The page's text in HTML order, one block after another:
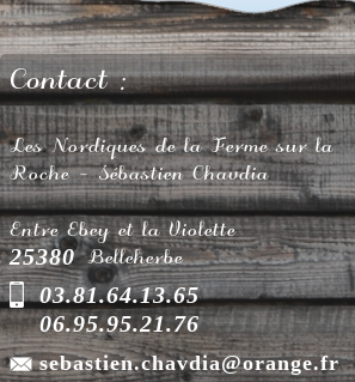
Contact :
Les Nordiques de la Ferme sur la
Roche - Sébastien Chavdia
Entre Ebey et la Violette
25380 Belleherbe
03.81.64.13.65
06.95.95.21.76
sebastien.chavdia@orange.fr